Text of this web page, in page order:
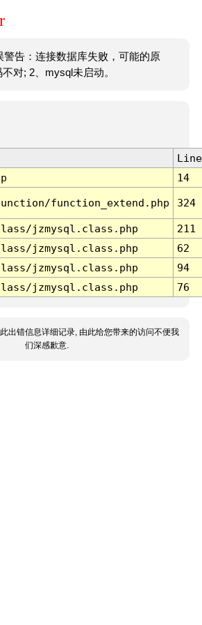
警告：连接数据库失败，可能的原
对; 2、mysql未启动。
Line
14
function_extend.php 324
jzmysql.class.php
211
jzmysql.class.php
62
jzmysql.class.php
94
jzmysql.class.php 76
出错信息详细记录, 由此给您带来的访问不便我
们深感歉意.